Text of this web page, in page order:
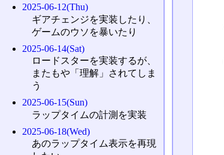
2025-06-12(Thu)
ギアチェンジを実装したり、
ゲームのウソを暴いたり
2025-06-14(Sat)
ロードスターを実装するが、
またもや「理解」されてしま
う
2025-06-15(Sun)
ラップタイムの計測を実装
2025-06-18(Wed)
あのラップタイム表示を再現